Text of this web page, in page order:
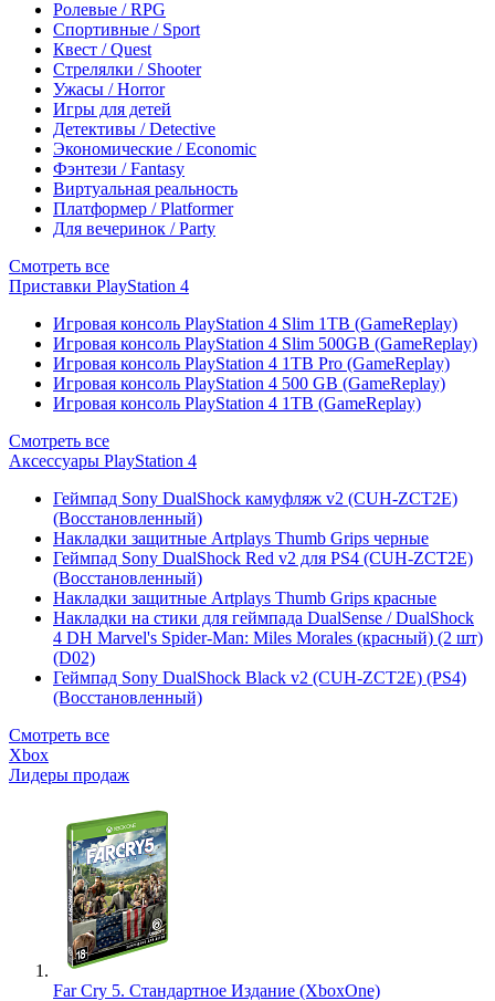
Ролевые / RPG
Спортивные / Sport
Квест / Quest
Стрелялки / Shooter
Ужасы / Horror
Игры для детей
Детективы / Detective
Экономические / Economic
Фэнтези / Fantasy
Виртуальная реальность
Платформер / Platformer
Для вечеринок / Party
Смотреть все
Приставки PlayStation 4
Игровая консоль PlayStation 4 Slim 1TB (GameReplay)
Игровая консоль PlayStation 4 Slim 500GB (GameReplay)
Игровая консоль PlayStation 4 1TB Pro (GameReplay)
Игровая консоль PlayStation 4 500 GB (GameReplay)
Игровая консоль PlayStation 4 1TB (GameReplay)
Смотреть все
Аксессуары PlayStation 4
Геймпад Sony DualShock камуфляж v2 (CUH-ZCT2E)
(Восстановленный)
Накладки защитные Artplays Thumb Grips черные
Геймпад Sony DualShock Red v2 для PS4 (CUH-ZCT2E)
(Восстановленный)
Накладки защитные Artplays Thumb Grips красные
Накладки на стики для геймпада DualSense / DualShock
4 DH Marvel's Spider-Man: Miles Morales (красный) (2 шт)
(D02)
Геймпад Sony DualShock Black v2 (CUH-ZCT2E) (PS4)
(Восстановленный)
Смотреть все
Xbox
Лидеры продаж
Far Cry 5. Стандартное Издание (XboxOne)